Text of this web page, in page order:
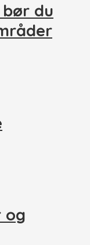
du
og